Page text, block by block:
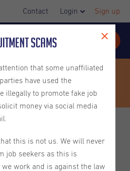
Contact Login Sign up
Bas
Scams
that some unaffiliated
have used the
illegally to promote fake job
money via social media
this is not us. We will never
job seekers as this is
work and is against the law